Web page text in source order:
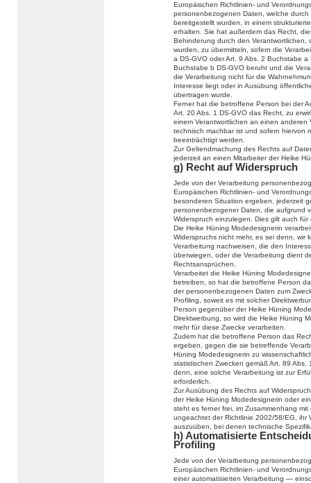
Europäischen Richtlinien- und
personenbezogenen Daten, welche
bereitgestellt wurden, in einem
erhalten. Sie hat außerdem das Recht,
Behinderung durch den
wurden, zu übermitteln, sofern die
a DS-GVO oder Art. 9 Abs. 2 Buchstabe
Buchstabe b DS-GVO beruht und die
die Verarbeitung nicht für die
Interesse liegt oder in Ausübung
übertragen wurde.
Ferner hat die betroffene Person bei der
Art. 20 Abs. 1 DS-GVO das Recht, zu
einem Verantwortlichen an einen anderen
technisch machbar ist und sofern hiervon
beeinträchtigt werden.
Zur Geltendmachung des Rechts auf
jederzeit an einen Mitarbeiter der Heike
g) Recht auf Widerspruch
Jede von der Verarbeitung
Europäischen Richtlinien- und
besonderen Situation ergeben, jederzeit
personenbezogener Daten, die aufgrund
Widerspruch einzulegen. Dies gilt auch
Die Heike Hüning Modedesignerin
Widerspruchs nicht mehr, es sei denn,
Verarbeitung nachweisen, die den
überwiegen, oder die Verarbeitung dient
Rechtsansprüchen.
Verarbeitet die Heike Hüning
betreiben, so hat die betroffene Person
der personenbezogenen Daten zum
Profiling, soweit es mit solcher
Person gegenüber der Heike Hüning
Direktwerbung, so wird die Heike Hüning
mehr für diese Zwecke verarbeiten.
Zudem hat die betroffene Person das
ergeben, gegen die sie betreffende
Hüning Modedesignerin zu
statistischen Zwecken gemäß Art. 89
denn, eine solche Verarbeitung ist zur
erforderlich.
Zur Ausübung des Rechts auf
der Heike Hüning Modedesignerin oder
steht es ferner frei, im Zusammenhang
ungeachtet der Richtlinie 2002/58/EG, ihr
auszuüben, bei denen technische
h) Automatisierte
Profiling
Jede von der Verarbeitung
Europäischen Richtlinien- und
einer automatisierten Verarbeitung —